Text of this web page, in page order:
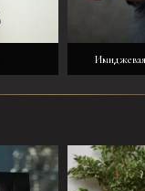
Имиджевая